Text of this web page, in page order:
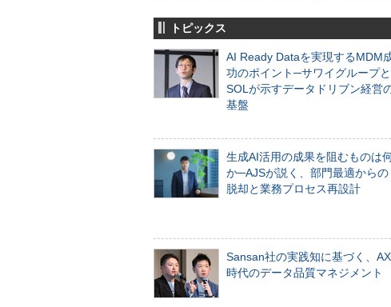
トピックス
AI Ready Dataを実現するMDM
功のポイント─サワイグループ
SOLが示すデータドリブン経営
基盤
生成AI活用の成果を阻むものは
か─AJSが説く、部門最適からの
脱却と業務プロセス再設計
Sansan社の実践知に基づく、AX
時代のデータ品質マネジメント